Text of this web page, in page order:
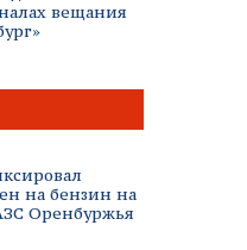
вещания
на бензин на
Оренбуржья